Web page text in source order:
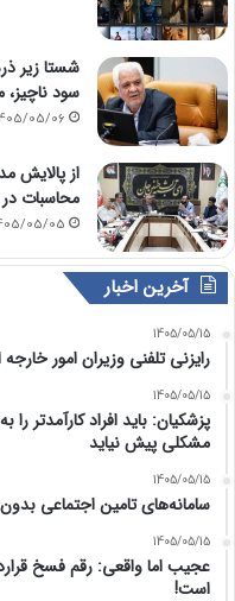
شستا زیر
سود
05/06
از پالایش
محاسبات
05/05
آخرین اخبار
1405/05/15
رایزنی تلفنی وزیران امور خارجه
1405/05/15
پزشکیان: باید افراد کارآمدتر
مشکلی پیش نیاید
1405/05/15
سامانه‌های تامین اجتماعی
1405/05/15
است!